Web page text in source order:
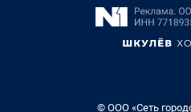
© ООО «Сеть